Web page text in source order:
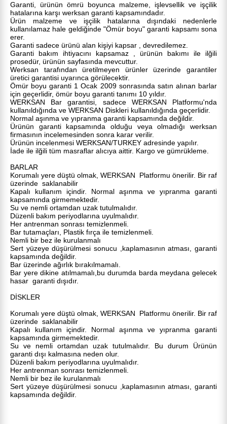
Garanti, ürünün ömrü boyunca malzeme, işlevsellik ve işçilik
hatalarına karşı werksan garanti kapsamındadır.
Ürün malzeme ve işçilik hatalarına dışındaki nedenlerle
kullanılamaz hale geldiğinde "Ömür boyu" garanti kapsamı sona
erer.
Garanti sadece ürünü alan kişiyi kapsar , devredilemez.
Garanti bakım ihtiyacını kapsamaz , ürünün bakımı ile ilğili
prosedür, ürünün sayfasında mevcuttur.
Werksan tarafından üretilmeyen ürünler üzerinde garantiler
üretici garantisi uyarınca görülecektir.
Ömür boyu garanti 1 Ocak 2009 sonrasında satın alınan barlar
için geçerlidir, ömür boyu garanti tanımı 10 yıldır.
WERKSAN Bar garantisi, sadece WERKSAN Platformu'nda
kullanıldığında ve WERKSAN Diskleri kullanıldığında geçerlidir.
Normal aşınma ve yıpranma garanti kapsamında değildir.
Ürünün garanti kapsamında olduğu veya olmadığı werksan
firmasının incelemesinden sonra karar verilir.
Ürünün incelenmesi WERKSAN/TURKEY adresinde yapılır.
İade ile ilğili tüm masraflar alıcıya aittir. Kargo ve gümrükleme.
BARLAR
Korumalı yere düştü olmak, WERKSAN Platformu önerilir. Bir raf
üzerinde saklanabilir
Kapalı kullanım içindir. Normal aşınma ve yıpranma garanti
kapsamında girmemektedir.
Su ve nemli ortamdan uzak tutulmalıdır.
Düzenli bakım periyodlarına uyulmalıdır.
Her antrenman sonrası temizlenmeli.
Bar tutamaçları, Plastik fırça ile temizlenmeli.
Nemli bir bez ile kurulanmalı
Sert yüzeye düşürülmesi sonucu ,kaplamasının atması, garanti
kapsamında değildir.
Bar üzerinde ağırlık bırakılmamalı.
Bar yere dikine atılmamalı,bu durumda barda meydana gelecek
hasar garanti dışıdır.
DİSKLER
Korumalı yere düştü olmak, WERKSAN Platformu önerilir. Bir raf
üzerinde saklanabilir
Kapalı kullanım içindir. Normal aşınma ve yıpranma garanti
kapsamında girmemektedir.
Su ve nemli ortamdan uzak tutulmalıdır. Bu durum Ürünün
garanti dışı kalmasına neden olur.
Düzenli bakım periyodlarına uyulmalıdır.
Her antrenman sonrası temizlenmeli.
Nemli bir bez ile kurulanmalı
Sert yüzeye düşürülmesi sonucu ,kaplamasının atması, garanti
kapsamında değildir.